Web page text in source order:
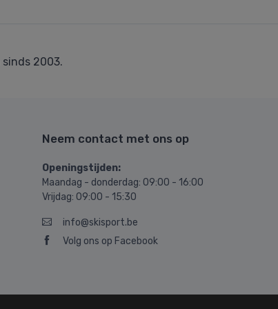
sinds 2003.
Neem contact met ons op
Openingstijden:
Maandag - donderdag: 09:00 - 16:00
Vrijdag: 09:00 - 15:30
info@skisport.be
Volg ons op Facebook